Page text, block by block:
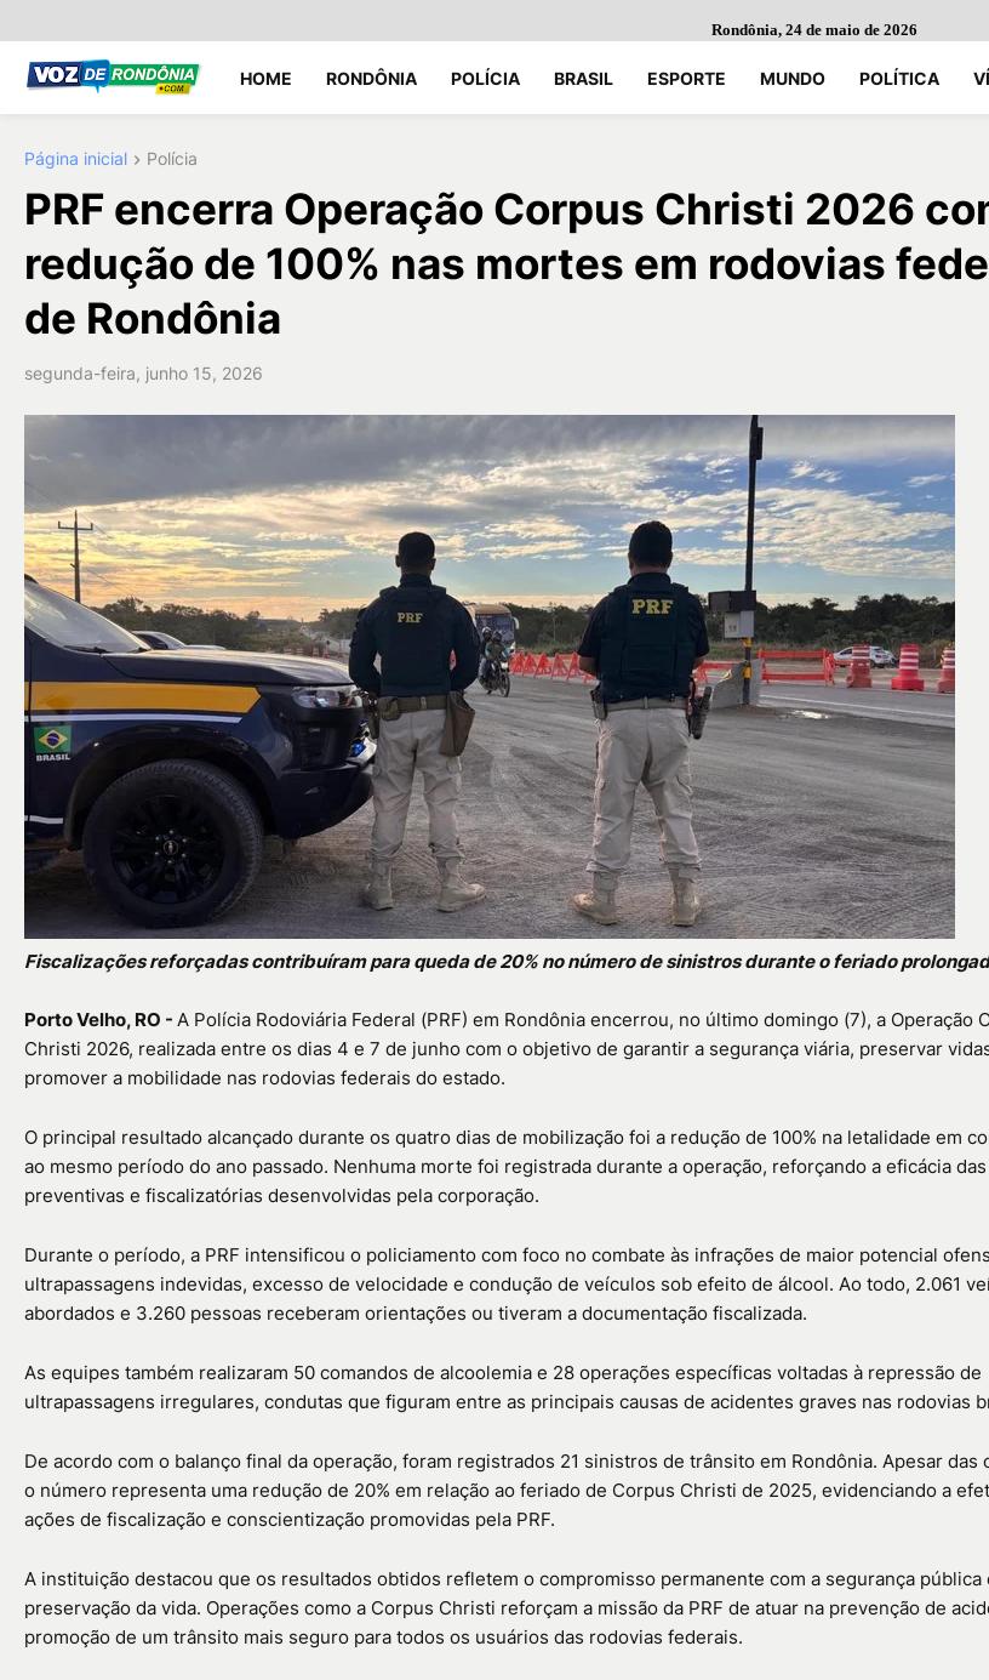
Rondônia, 24 de maio de 2026
HOME RONDÔNIA POLÍCIA BRASIL ESPORTE MUNDO POLÍTICA
Página inicial Polícia
PRF encerra Operação Corpus Christi 2026
redução de 100% nas mortes em rodovias
de Rondônia
segunda-feira, junho 15, 2026
Fiscalizações reforçadas contribuíram para queda de 20% no número de sinistros durante o feriado
Porto Velho, RO - A Polícia Rodoviária Federal (PRF) em Rondônia encerrou, no último domingo (7), a Operação
Christi 2026, realizada entre os dias 4 e 7 de junho com o objetivo de garantir a segurança viária, preservar
promover a mobilidade nas rodovias federais do estado.
O principal resultado alcançado durante os quatro dias de mobilização foi a redução de 100% na letalidade em
ao mesmo período do ano passado. Nenhuma morte foi registrada durante a operação, reforçando a eficácia
preventivas e fiscalizatórias desenvolvidas pela corporação.
Durante o período, a PRF intensificou o policiamento com foco no combate às infrações de maior potencial
ultrapassagens indevidas, excesso de velocidade e condução de veículos sob efeito de álcool. Ao todo, 2.061
abordados e 3.260 pessoas receberam orientações ou tiveram a documentação fiscalizada.
As equipes também realizaram 50 comandos de alcoolemia e 28 operações específicas voltadas à repressão de
ultrapassagens irregulares, condutas que figuram entre as principais causas de acidentes graves nas rodovias
De acordo com o balanço final da operação, foram registrados 21 sinistros de trânsito em Rondônia. Apesar das
o número representa uma redução de 20% em relação ao feriado de Corpus Christi de 2025, evidenciando a
ações de fiscalização e conscientização promovidas pela PRF.
A instituição destacou que os resultados obtidos refletem o compromisso permanente com a segurança pública
preservação da vida. Operações como a Corpus Christi reforçam a missão da PRF de atuar na prevenção de
promoção de um trânsito mais seguro para todos os usuários das rodovias federais.